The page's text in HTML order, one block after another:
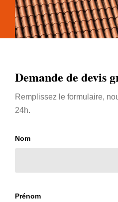
Demande de devis
Remplissez le formulaire,
24h.
Nom
Prénom